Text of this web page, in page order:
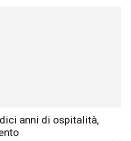
anni di ospitalità,